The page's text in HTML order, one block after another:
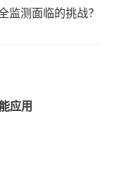
监测面临的挑战？
应用